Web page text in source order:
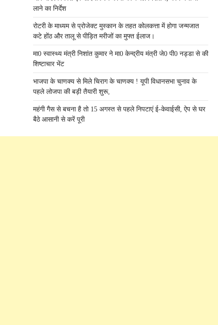
लाने का निर्देश
रोटरी के माध्यम से प्रोजेक्ट मुस्कान के तहत कोलकत्ता में होगा जन्मजात
कटे होंठ और तालू से पीड़ित मरीजों का मुफ्त ईलाज।
मा0 स्वास्थ्य मंत्री निशांत कुमार ने मा0 केन्द्रीय मंत्री जे0 पी0 नड्डा से की
शिष्टाचार भेंट
भाजपा के चाणक्य से मिले चिराग के चाणक्य ! यूपी विधानसभा चुनाव के
पहले लोजपा की बड़ी तैयारी शुरू,
महंगी गैस से बचना है तो 15 अगस्त से पहले निपटाएं ई-केवाईसी, ऐप से घर
बैठे आसानी से करें पूरी